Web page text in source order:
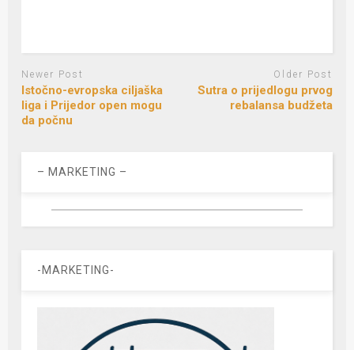
Newer Post
Istočno-evropska ciljaška
liga i Prijedor open mogu
da počnu
Older Post
Sutra o prijedlogu prvog
rebalansa budžeta
– MARKETING –
-MARKETING-